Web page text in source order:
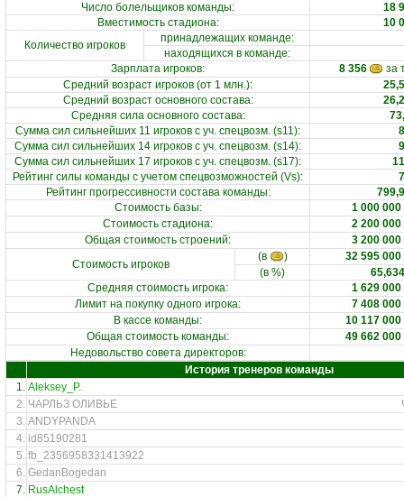
Число болельщиков команды:
18
Вместимость стадиона:
10
Количество игроков
принадлежащих команде:
находящихся в команде:
Зарплата игроков: 8 356
за
Средний возраст игроков (от 1 млн.):
Средний возраст основного состава:
Средняя сила основного состава:
Сумма сил сильнейших 11 игроков с уч. спецвозм. (s11):
Сумма сил сильнейших 14 игроков с уч. спецвозм. (s14):
Сумма сил сильнейших 17 игроков с уч. спецвозм. (s17):
Рейтинг силы команды с учетом спецвозможностей (Vs):
Рейтинг прогрессивности состава команды:
Стоимость базы:
1 000 000
Стоимость стадиона:
2 200 000
Общая стоимость строений:
3 200 000
Стоимость игроков
(в )
32 595 000
(в %)
65,634
Средняя стоимость игрока:
1 629 000
Лимит на покупку одного игрока:
7 408 000
В кассе команды:
10 117 000
Общая стоимость команды:
49 662 000
Недовольство совета директоров:
История тренеров команды
1. Aleksey_P.
2. ЧАРЛЬЗ ОЛИВЬЕ
3. ANDYPANDA
4. id85190281
5. fb_2356958331413922
6. GedanBogedan
7. RusAlchest